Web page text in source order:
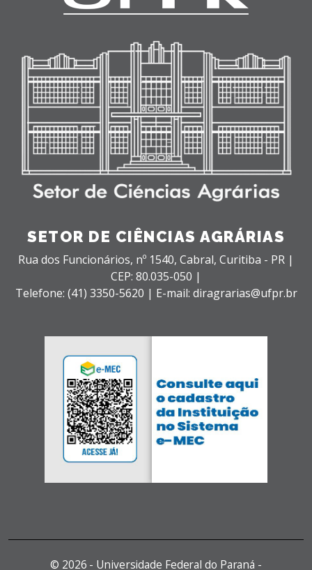
SETOR DE CIÊNCIAS AGRÁRIAS
Rua dos Funcionários, nº 1540, Cabral, Curitiba - PR |
CEP: 80.035-050 |
Telefone: (41) 3350-5620 | E-mail: diragrarias@ufpr.br
© 2026 - Universidade Federal do Paraná -